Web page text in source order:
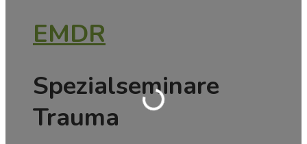
EMDR
Spezialseminare
Trauma
Wird geladen …